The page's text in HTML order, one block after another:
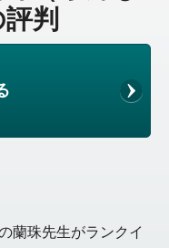
判
蘭珠先生がランクイ